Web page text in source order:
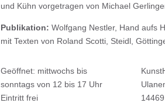
und Kühn vorgetragen von Michael
Publikation:Wolfgang Nestler, Hand aufs
mit Texten von Roland Scotti, Steidl,
Geöffnet: mittwochs bis
sonntags von 12 bis 17 Uhr
Eintritt frei